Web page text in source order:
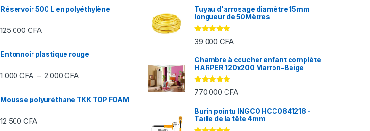
Réservoir 500 L en polyéthylène
125 000 CFA
Entonnoir plastique rouge
1 000CFA – 2 000CFAPlage de prix : 1 000 CFA à 2 000 CFA
Mousse polyuréthane TKK TOP FOAM
12 500CFA
Tuyau d'arrosage diamètre 15mm
longueur de 50Mètres
Note5.00
sur 5
39 000CFA
Chambre à coucher enfant complète
HARPER 120x200 Marron-Beige
Note5.00
sur 5
770 000 CFA
Burin pointu INGCO HCC0841218 -
Taille de la tête 4mm